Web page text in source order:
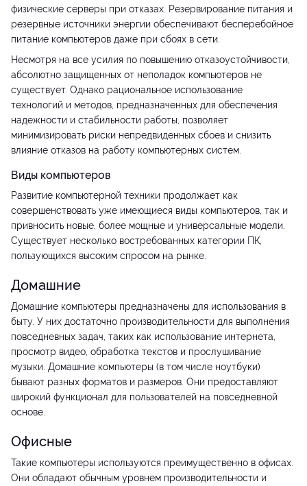
физические серверы при отказах. Резервирование питания и
резервные источники энергии обеспечивают бесперебойное
питание компьютеров даже при сбоях в сети.
Несмотря на все усилия по повышению отказоустойчивости,
абсолютно защищенных от неполадок компьютеров не
существует. Однако рациональное использование
технологий и методов, предназначенных для обеспечения
надежности и стабильности работы, позволяет
минимизировать риски непредвиденных сбоев и снизить
влияние отказов на работу компьютерных систем.
Виды компьютеров
Развитие компьютерной техники продолжает как
совершенствовать уже имеющиеся виды компьютеров, так и
привносить новые, более мощные и универсальные модели.
Существует несколько востребованных категории ПК,
пользующихся высоким спросом на рынке.
Домашние
Домашние компьютеры предназначены для использования в
быту. У них достаточно производительности для выполнения
повседневных задач, таких как использование интернета,
просмотр видео, обработка текстов и прослушивание
музыки. Домашние компьютеры (в том числе ноутбуки)
бывают разных форматов и размеров. Они предоставляют
широкий функционал для пользователей на повседневной
основе.
Офисные
Такие компьютеры используются преимущественно в офисах.
Они обладают обычным уровнем производительности и